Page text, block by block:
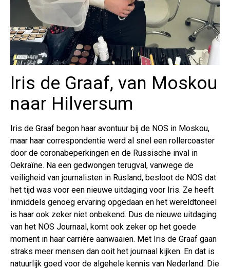
Iris de Graaf, van Moskou
naar Hilversum
Iris de Graaf begon haar avontuur bij de NOS in Moskou,
maar haar correspondentie werd al snel een rollercoaster
door de coronabeperkingen en de Russische inval in
Oekraïne. Na een gedwongen terugval, vanwege de
veiligheid van journalisten in Rusland, besloot de NOS dat
het tijd was voor een nieuwe uitdaging voor Iris. Ze heeft
inmiddels genoeg ervaring opgedaan en het wereldtoneel
is haar ook zeker niet onbekend. Dus de nieuwe uitdaging
van het NOS Journaal, komt ook zeker op het goede
moment in haar carrière aanwaaien. Met Iris de Graaf gaan
straks meer mensen dan ooit het journaal kijken. En dat is
natuurlijk goed voor de algehele kennis van Nederland. Die